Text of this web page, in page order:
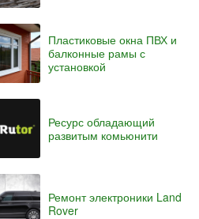
Пластиковые окна ПВХ и
балконные рамы с
установкой
Ресурс обладающий
развитым комьюнити
Ремонт электроники Land
Rover